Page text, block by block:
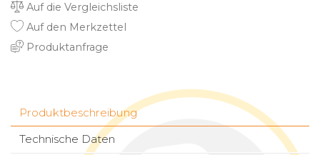
Auf die Vergleichsliste
Auf den Merkzettel
Produktanfrage
Produktbeschreibung
Technische Daten